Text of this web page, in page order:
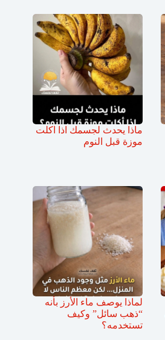
ماذا يحدث لجسمك اذا اكلت
موزة قبل النوم
لماذا يوصف ماء الأرز بأنه
“ذهب سائل” وكيف
تستخدمه؟